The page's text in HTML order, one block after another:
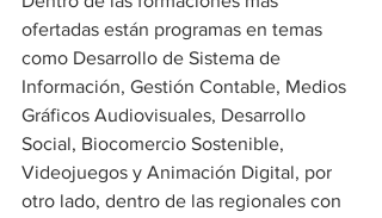
ofertadas están programas en temas
como Desarrollo de Sistema de
Información, Gestión Contable, Medios
Gráficos Audiovisuales, Desarrollo
Social, Biocomercio Sostenible,
Videojuegos y Animación Digital, por
otro lado, dentro de las regionales con